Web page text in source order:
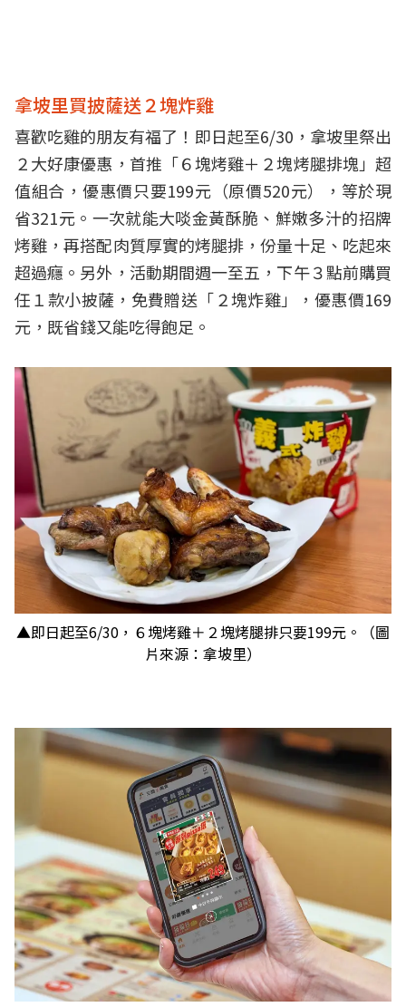
拿坡里買披薩送２塊炸雞
喜歡吃雞的朋友有福了！即日起至6/30，拿坡里祭出
２大好康優惠，首推「６塊烤雞＋２塊烤腿排塊」超
值組合，優惠價只要199元（原價520元），等於現
省321元。一次就能大啖金黃酥脆、鮮嫩多汁的招牌
烤雞，再搭配肉質厚實的烤腿排，份量十足、吃起來
超過癮。另外，活動期間週一至五，下午３點前購買
任１款小披薩，免費贈送「２塊炸雞」，優惠價169
元，既省錢又能吃得飽足。
▲即日起至6/30，６塊烤雞＋２塊烤腿排只要199元。（圖
片來源：拿坡里）